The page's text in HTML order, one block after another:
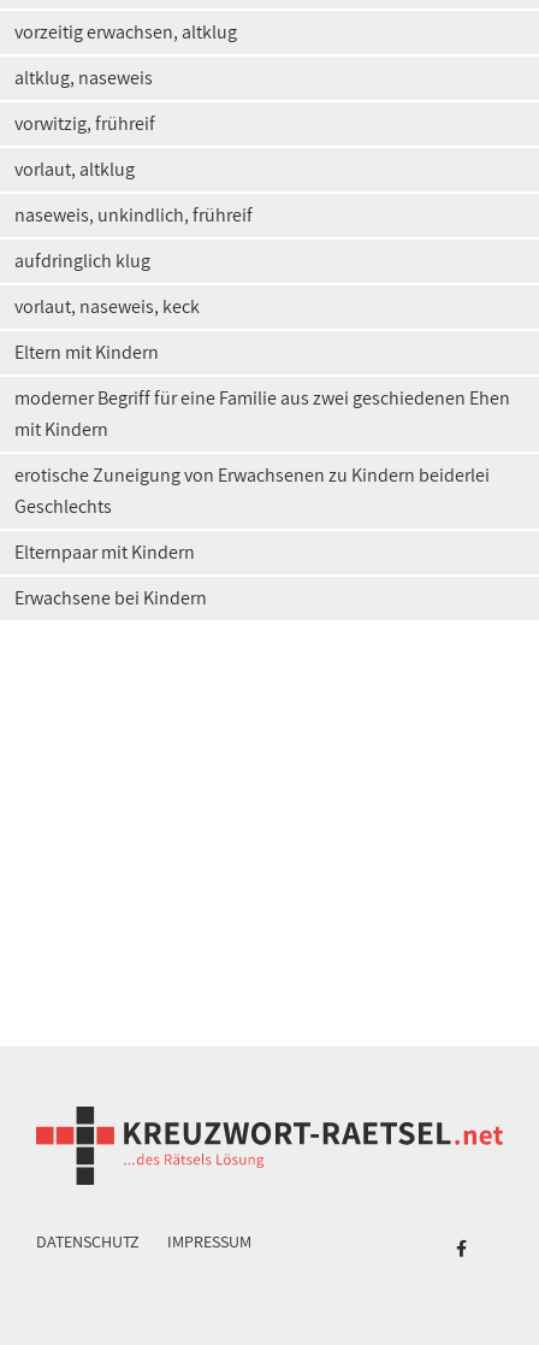
vorzeitig erwachsen, altklug
altklug, naseweis
vorwitzig, frühreif
vorlaut, altklug
naseweis, unkindlich, frühreif
aufdringlich klug
vorlaut, naseweis, keck
Eltern mit Kindern
moderner Begriff für eine Familie aus zwei geschiedenen Ehen
mit Kindern
erotische Zuneigung von Erwachsenen zu Kindern beiderlei
Geschlechts
Elternpaar mit Kindern
Erwachsene bei Kindern
DATENSCHUTZ IMPRESSUM